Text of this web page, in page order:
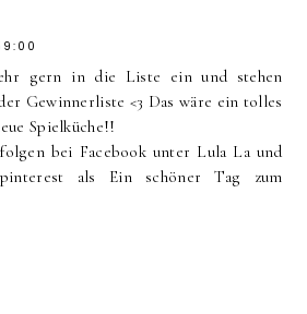
gern in die Liste ein und stehen
Gewinnerliste <3 Das wäre ein tolles
Spielküche!!
bei Facebook unter Lula La und
als Ein schöner Tag zum